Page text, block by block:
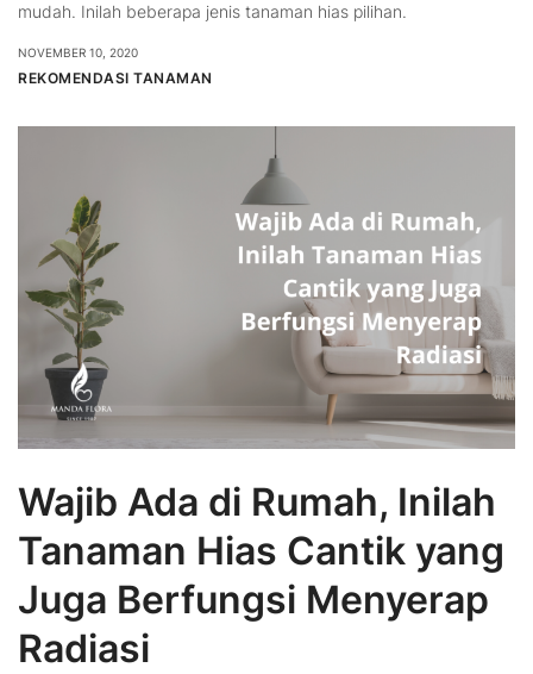
mudah. Inilah beberapa jenis tanaman hias pilihan.
NOVEMBER 10, 2020
REKOMENDASI TANAMAN
Wajib Ada di Rumah, Inilah
Tanaman Hias Cantik yang
Juga Berfungsi Menyerap
Radiasi